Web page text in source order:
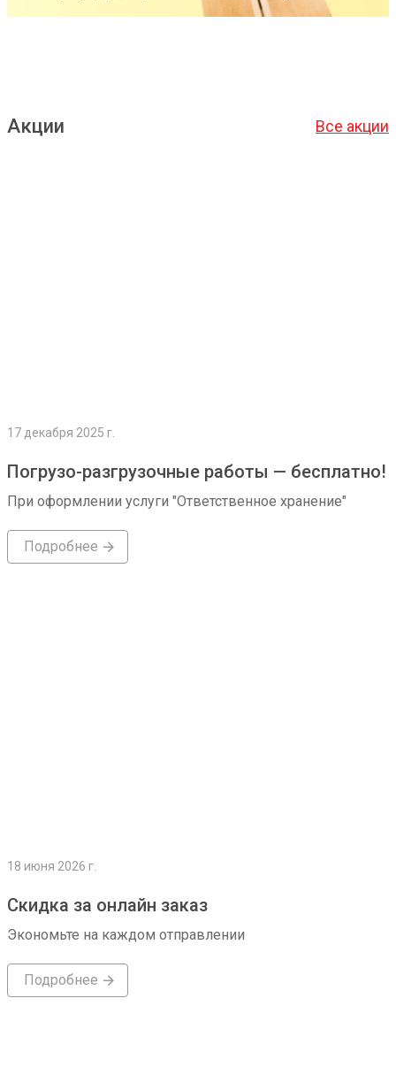
Акции Все акции
17 декабря 2025 г.
Погрузо-разгрузочные работы — бесплатно!
При оформлении услуги "Ответственное хранение"
Подробнее
18 июня 2026 г.
Скидка за онлайн заказ
Экономьте на каждом отправлении
Подробнее